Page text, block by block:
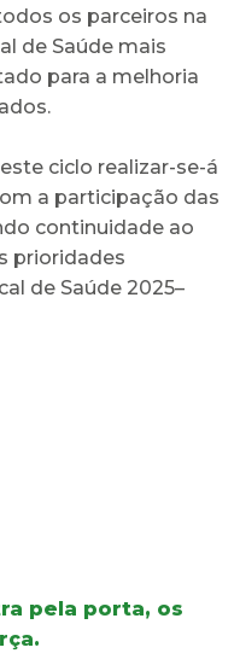
os parceiros na
de Saúde mais
para a melhoria
ciclo realizar-se-á
a participação das
continuidade ao
prioridades
de Saúde 2025–
pela porta, os